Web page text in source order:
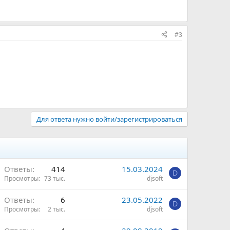
#3
Для ответа нужно войти/зарегистрироваться
Ответы 414
Просмотры 73 тыс.
15.03.2024
djsoft
D
Ответы 6
Просмотры 2 тыс.
23.05.2022
djsoft
D